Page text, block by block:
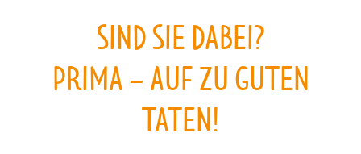
SIND SIE DABEI?
PRIMA – AUF ZU GUTEN
TATEN!